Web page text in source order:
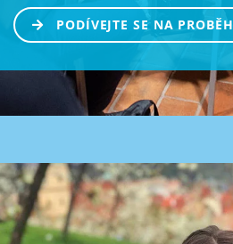
PODÍVEJTE SE NA